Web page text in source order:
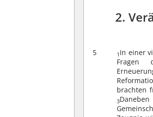
2.
5 1 In einer
Fragen
brachten
3